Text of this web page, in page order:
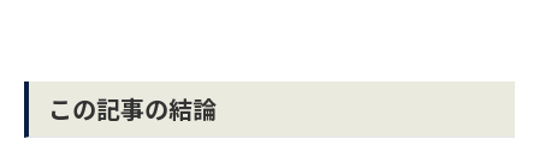
この記事の結論